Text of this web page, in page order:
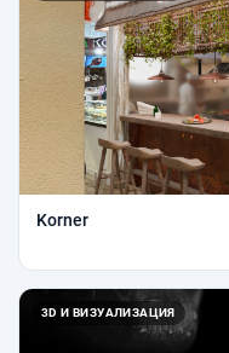
Korner
3D И ВИЗУАЛИЗАЦИЯ